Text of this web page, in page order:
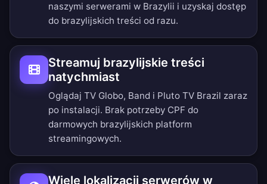
naszymi serwerami w Brazylii i uzyskaj dostęp
do brazylijskich treści od razu.
Streamuj brazylijskie treści
natychmiast
Oglądaj TV Globo, Band i Pluto TV Brazil zaraz
po instalacji. Brak potrzeby CPF do
darmowych brazylijskich platform
streamingowych.
Wiele lokalizacji serwerów w